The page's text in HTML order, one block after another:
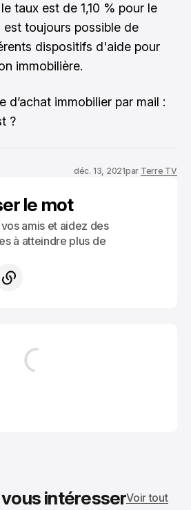
taux est de 1,10 % pour le
est toujours possible de
dispositifs d'aide pour
immobilière.
d’achat immobilier par mail :
?
déc. 13, 2021par Terre TV
le mot
amis et aidez des
à atteindre plus de
intéresserVoir tout